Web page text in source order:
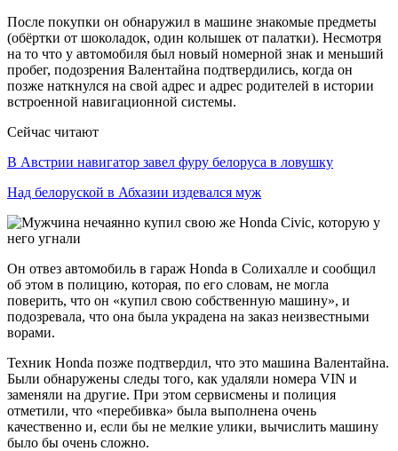
После покупки он обнаружил в машине знакомые предметы
(обёртки от шоколадок, один колышек от палатки). Несмотря
на то что у автомобиля был новый номерной знак и меньший
пробег, подозрения Валентайна подтвердились, когда он
позже наткнулся на свой адрес и адрес родителей в истории
встроенной навигационной системы.
Сейчас читают
В Австрии навигатор завел фуру белоруса в ловушку
Над белоруской в Абхазии издевался муж
Он отвез автомобиль в гараж Honda в Солихалле и сообщил
об этом в полицию, которая, по его словам, не могла
поверить, что он «купил свою собственную машину», и
подозревала, что она была украдена на заказ неизвестными
ворами.
Техник Honda позже подтвердил, что это машина Валентайна.
Были обнаружены следы того, как удаляли номера VIN и
заменяли на другие. При этом сервисмены и полиция
отметили, что «перебивка» была выполнена очень
качественно и, если бы не мелкие улики, вычислить машину
было бы очень сложно.